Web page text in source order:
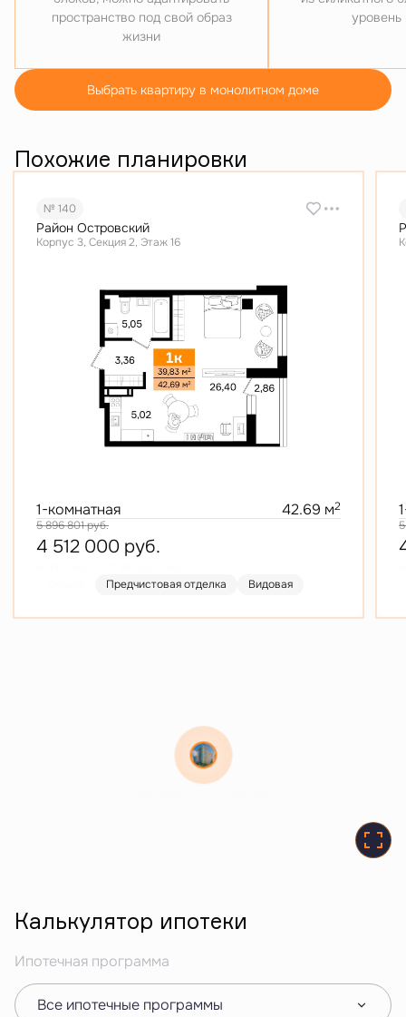
пространство под свой образ
жизни
Выбрать квартиру в монолитном доме
Похожие планировки
№ 140
Район Островский
Корпус 3, Секция 2, Этаж 16
1-комнатная 42.69 м2
5 896 801руб.
4 512 000 руб.
Предчистовая отделка Видовая
Калькулятор ипотеки
Ипотечная программа
Все ипотечные программы